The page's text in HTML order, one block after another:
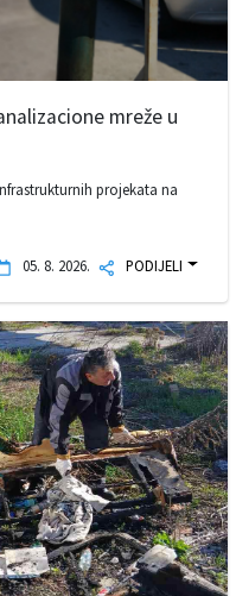
mreže u
projekata na
05. 8. 2026. PODIJELI